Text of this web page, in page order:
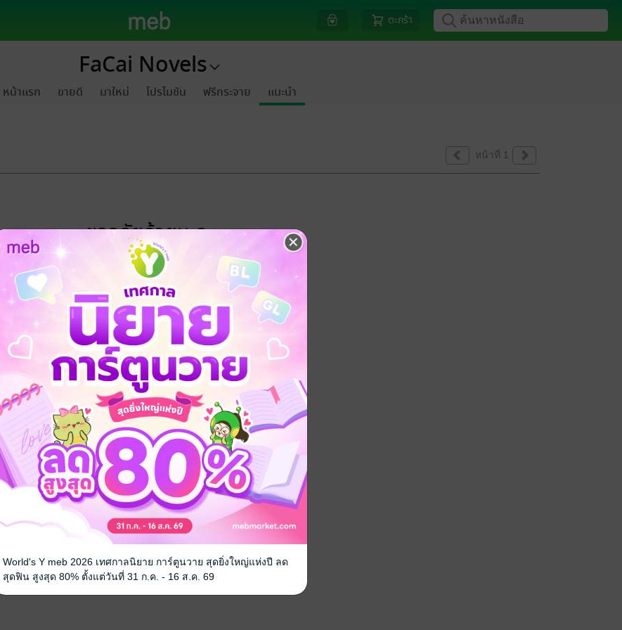
ตะกร้า
FaCai Novels
หน้าแรก ขายดี มาใหม่ โปรโมชัน ฟรีกระจาย แนะนำ
หน้าที่ 1
ขออภัยด้วยนะคะ
ไม่พบข้อมูลในหัวข้อที่คุณกำลังชมค่ะ
World's Y meb 2026 เทศกาลนิยาย การ์ตูนวาย สุดยิ่งใหญ่แห่งปี ลด
สุดฟิน สูงสุด 80% ตั้งแต่วันที่ 31 ก.ค. - 16 ส.ค. 69